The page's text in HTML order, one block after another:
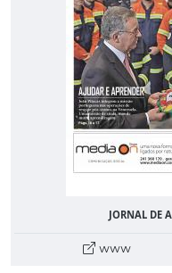
JORNAL DE
www